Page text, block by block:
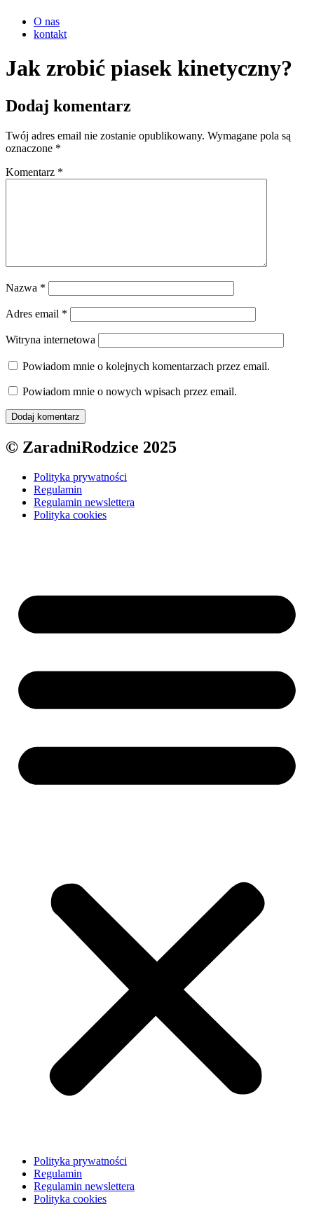
O nas
kontakt
Jak zrobić piasek kinetyczny?
Dodaj komentarz
Twój adres email nie zostanie opublikowany. Wymagane pola są
oznaczone *
Komentarz *
Nazwa *
Adres email *
Witryna internetowa
Powiadom mnie o kolejnych komentarzach przez email.
Powiadom mnie o nowych wpisach przez email.
© ZaradniRodzice 2025
Polityka prywatności
Regulamin
Regulamin newslettera
Polityka cookies
Polityka prywatności
Regulamin
Regulamin newslettera
Polityka cookies